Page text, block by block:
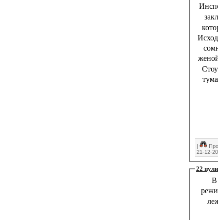
21-12-
22
В